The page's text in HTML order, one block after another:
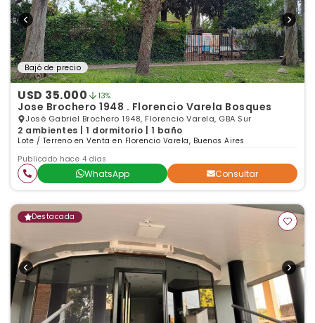
Bajó de precio
USD 35.000 13%
Jose Brochero 1948 . Florencio Varela Bosques
José Gabriel Brochero 1948, Florencio Varela, GBA Sur
2 ambientes | 1 dormitorio | 1 baño
Lote / Terreno en Venta en Florencio Varela, Buenos Aires
Publicado hace 4 días
WhatsApp Consultar
Destacada